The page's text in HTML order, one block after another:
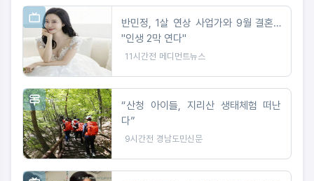
반민정, 1살 연상 사업가와 9월 결혼…
"인생 2막 연다"
11시간전 메디먼트뉴스
“산청 아이들, 지리산 생태체험 떠난
다”
9시간전 경남도민신문